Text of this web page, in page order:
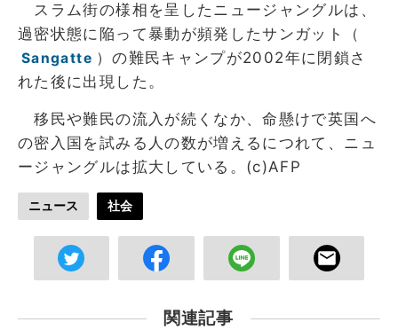
スラム街の様相を呈したニュージャングルは、
過密状態に陥って暴動が頻発したサンガット（
Sangatte ）の難民キャンプが2002年に閉鎖さ
れた後に出現した。
移民や難民の流入が続くなか、命懸けで英国へ
の密入国を試みる人の数が増えるにつれて、ニュ
ージャングルは拡大している。(c)AFP
ニュース 社会
関連記事